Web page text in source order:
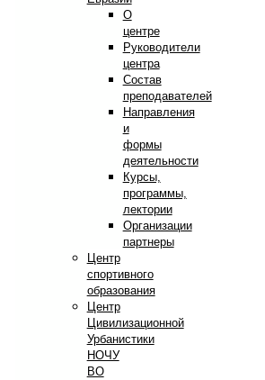
О
центре
Руководители
центра
Состав
преподавателей
Направления
и
формы
деятельности
Курсы,
программы,
лектории
Организации
партнеры
Центр
спортивного
образования
Центр
Цивилизационной
Урбанистики
НОЧУ
ВО